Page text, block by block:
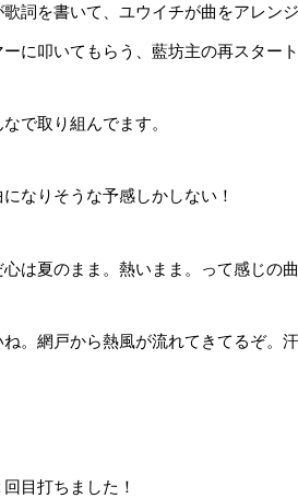
詞を書いて、ユウイチが曲をアレン
に叩いてもらう、藍坊主の再スター
で取り組んでます。
なりそうな予感しかしない！
は夏のまま。熱いまま。って感じの
。網戸から熱風が流れてきてるぞ。汗
目打ちました！